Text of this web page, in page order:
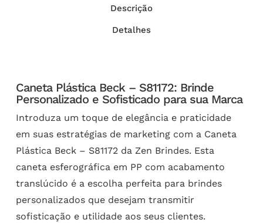
Descrição
Detalhes
Caneta Plástica Beck – S81172: Brinde
Personalizado e Sofisticado para sua Marca
Introduza um toque de elegância e praticidade
em suas estratégias de marketing com a Caneta
Plástica Beck – S81172 da Zen Brindes. Esta
caneta esferográfica em PP com acabamento
translúcido é a escolha perfeita para brindes
personalizados que desejam transmitir
sofisticação e utilidade aos seus clientes.